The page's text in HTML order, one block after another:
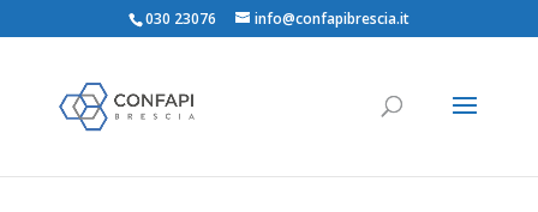
030 23076 info@confapibrescia.it